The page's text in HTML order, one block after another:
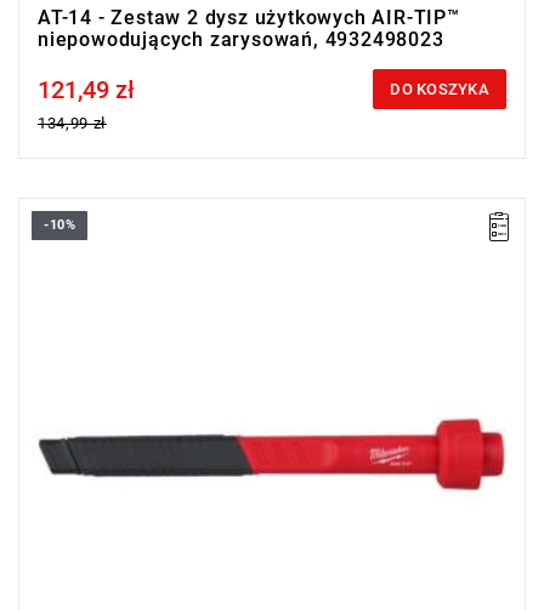
AT-14 - Zestaw 2 dysz użytkowych AIR-TIP™
niepowodujących zarysowań, 4932498023
Price tax included
121,49 zł
134,99 zł
DO KOSZYKA
-10%